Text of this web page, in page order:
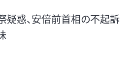
疑惑、安倍前首相の不起訴